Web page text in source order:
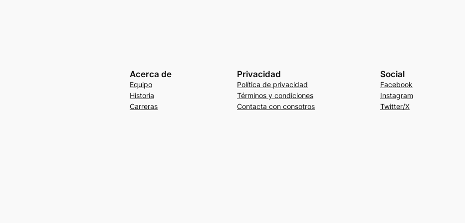
Acerca de
Equipo
Historia
Carreras
Privacidad
Política de privacidad
Términos y condiciones
Contacta con consotros
Social
Facebook
Instagram
Twitter/X